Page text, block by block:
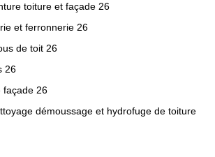
toiture et façade 26
et ferronnerie 26
de toit 26
26
façade 26
démoussage et hydrofuge de toiture